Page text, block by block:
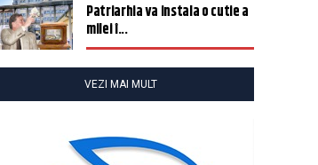
Patriarhia va instala o cutie a
milei î...
VEZI MAI MULT